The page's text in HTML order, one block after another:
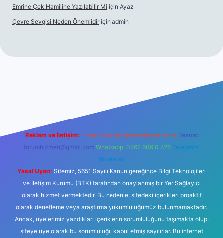
Emrine Çek Hamiline Yazılabilir Mi için Ayaz
Çevre Sevgisi Neden Önemlidir için admin
Reklam ve İletişim: E-mail: backlinkpaneli@gmail.com Teams:
forumhizmeti@gmail.com Whatsapp: 0262 606 0 726 Telegram:
@karabul
Yasal Uyarı: Sitemiz, 5651 Sayılı Kanun gereğince Bilgi Teknolojileri
ve İletişim Kurumu (BTK) tarafından onaylanmış bir Yer Sağlayıcı
olarak hizmet vermektedir. Bu nedenle, sitedeki içerikleri proaktif
olarak denetleme veya araştırma yükümlülüğümüz bulunmamaktadır.
Ancak, üyelerimiz yazdıkları içeriklerin sorumluluğunu taşımakta olup,
siteye üye olarak bu sorumluluğu kabul etmiş sayılırlar. Bu internet